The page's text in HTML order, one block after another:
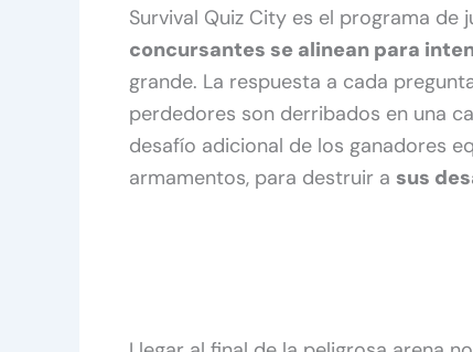
Survival Quiz City es el programa
concursantes se alinean para
grande. La respuesta a cada
perdedores son derribados en una
desafío adicional de los ganadores
armamentos, para destruir a sus